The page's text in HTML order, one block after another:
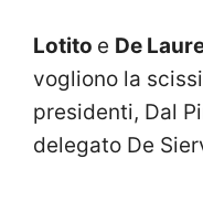
Lotito e De
vogliono la
presidenti, Dal
delegato De